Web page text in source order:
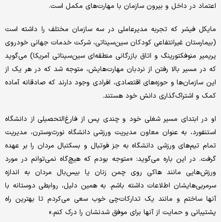
اعتماد در داخل و بیرون سازمان با مهارت‌‌‌های مکمل است.
مایکل فیشر که تجربه مدیرعاملی در سه سازمان مختلف را داشته است
(بیمارستان غیرانتفاعی کودکان سین‌‌‌سیناتی، شرکت خدمات جهانی خودروی
پریمیر منوفکتورینگ و اتاق بازرگانی منطقه‌‌‌ای سین‌‌‌سیناتی آمریکا) می‌‌‌گوید
که در مسیر بالا رفتن از نردبان مهارت‌‌‌هایش، متوجه شد که در هر یک از
این سازمان‌ها و حوزه‌‌‌های اقتصادی، افرادی وجود دارند که صادقانه آماده
کمک و اشتراک‌‌‌گذاری دانش خود هستند.
او در ابتدای مسیر شغلی خود و چندی پس از فارغ‌‌‌التحصیلی از دانشگاه
استنفورد، به عنوان معاون مدیریت ورزشی دانشگاه نورث‌‌‌وسترن، مدیریت
تمام تیم‌‌‌های ورزشی دانشگاه به جز فوتبال و بسکتبال مردان را بر عهده
گرفت. در این باره می‌‌‌گوید: «متوجه بودم که هیچ‌‌‌گاه نمی‌توانم در مورد
ورزش‌‌‌هایی مانند هاکی روی چمن زنان یا بیس‌‌‌بال مردان به اندازه
سرمربی‌‌‌هایشان اطلاعات داشته باشم. به همین دلیل، روابطی دوستانه با
آنها ساختم و مانند یک تدارکات‌‌‌چی خوب سعی می‌‌‌کردم تا بهترین راه
پشتیبانی و حمایت از آنها برای موفق شدنشان را درک کنم.»